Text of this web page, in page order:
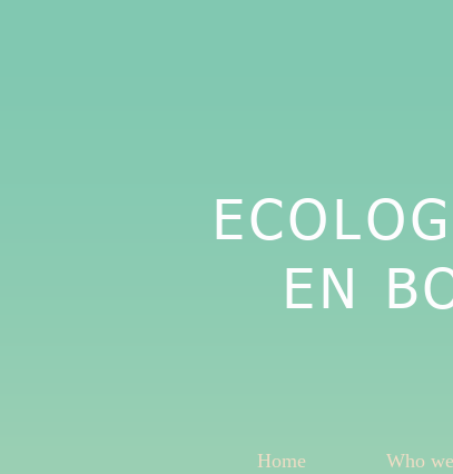
EN
Home Who